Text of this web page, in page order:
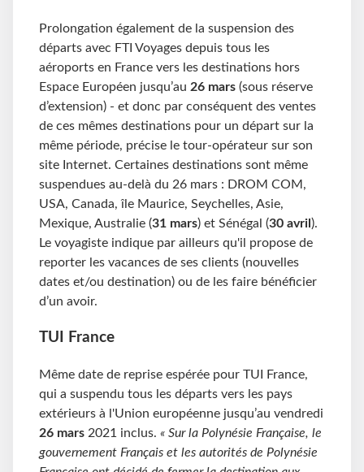
Prolongation également de la suspension des
départs avec FTI Voyages depuis tous les
aéroports en France vers les destinations hors
Espace Européen jusqu’au 26 mars (sous réserve
d’extension) - et donc par conséquent des ventes
de ces mêmes destinations pour un départ sur la
même période, précise le tour-opérateur sur son
site Internet. Certaines destinations sont même
suspendues au-delà du 26 mars : DROM COM,
USA, Canada, île Maurice, Seychelles, Asie,
Mexique, Australie (31 mars) et Sénégal (30 avril ).
Le voyagiste indique par ailleurs qu'il propose de
reporter les vacances de ses clients (nouvelles
dates et/ou destination) ou de les faire bénéficier
d’un avoir.
TUI France
Même date de reprise espérée pour TUI France,
qui a suspendu tous les départs vers les pays
extérieurs à l'Union européenne jusqu’au vendredi
26 mars 2021 inclus. « Sur la Polynésie Française, le
gouvernement Français et les autorités de Polynésie